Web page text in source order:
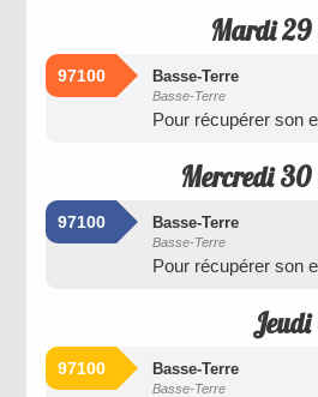
Mardi 29
97100 Basse-Terre
Basse-Terre
Pour récupérer son
Mercredi 30
97100 Basse-Terre
Basse-Terre
Pour récupérer son
Jeudi
97100 Basse-Terre
Basse-Terre